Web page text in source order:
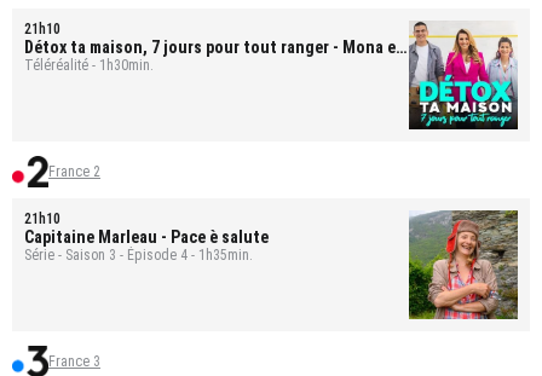
21h10
Détox ta maison, 7 jours pour tout ranger - Mona et
Bastien
Téléréalité - 1h30min.
France 2
21h10
Capitaine Marleau - Pace è salute
Série - Saison 3 - Épisode 4 - 1h35min.
France 3